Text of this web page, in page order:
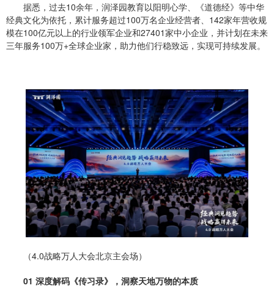
据悉，过去10余年，润泽园教育以阳明心学、《道德经》等中华
经典文化为依托，累计服务超过100万名企业经营者、142家年营收规
模在100亿元以上的行业领军企业和27401家中小企业，并计划在未来
三年服务100万+全球企业家，助力他们行稳致远，实现可持续发展。
（4.0战略万人大会北京主会场）
01 深度解码《传习录》，洞察天地万物的本质